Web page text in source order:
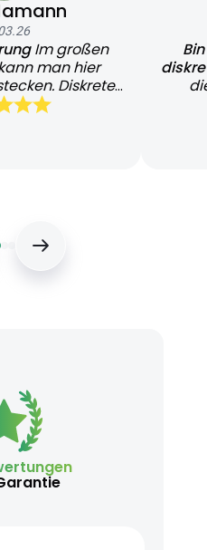
Im großen
man hier
Diskrete
Lieferung